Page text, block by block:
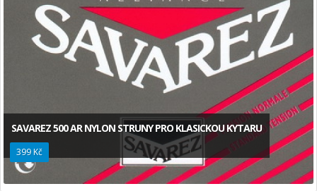
SAVAREZ 500 AR NYLON STRUNY PRO KLASICKOU KYTARU
399 Kč